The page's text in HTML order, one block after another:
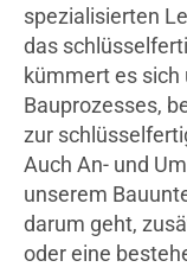
spezialisierten
das
kümmert es sich
Bauprozesses,
zur
Auch An- und
unserem
darum geht,
oder eine